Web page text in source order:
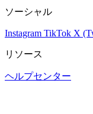
ソーシャル
Instagram TikTok X
リソース
ヘルプセンター